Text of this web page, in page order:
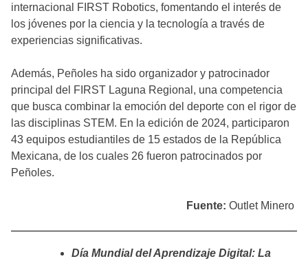
internacional FIRST Robotics, fomentando el interés de
los jóvenes por la ciencia y la tecnología a través de
experiencias significativas.
Además, Peñoles ha sido organizador y patrocinador
principal del FIRST Laguna Regional, una competencia
que busca combinar la emoción del deporte con el rigor de
las disciplinas STEM. En la edición de 2024, participaron
43 equipos estudiantiles de 15 estados de la República
Mexicana, de los cuales 26 fueron patrocinados por
Peñoles.
Fuente: Outlet Minero
Día Mundial del Aprendizaje Digital: La